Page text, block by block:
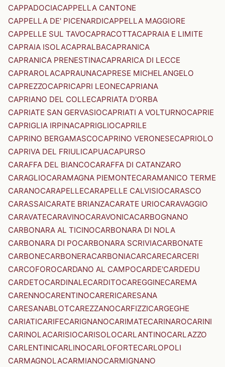
CAPPADOCIACAPPELLA CANTONE
CAPPELLA DE' PICENARDICAPPELLA MAGGIORE
CAPPELLE SUL TAVOCAPRACOTTACAPRAIA E LIMITE
CAPRAIA ISOLACAPRALBACAPRANICA
CAPRANICA PRENESTINACAPRARICA DI LECCE
CAPRAROLACAPRAUNACAPRESE MICHELANGELO
CAPREZZOCAPRICAPRI LEONECAPRIANA
CAPRIANO DEL COLLECAPRIATA D'ORBA
CAPRIATE SAN GERVASIOCAPRIATI A VOLTURNOCAPRIE
CAPRIGLIA IRPINACAPRIGLIOCAPRILE
CAPRINO BERGAMASCOCAPRINO VERONESECAPRIOLO
CAPRIVA DEL FRIULICAPUACAPURSO
CARAFFA DEL BIANCOCARAFFA DI CATANZARO
CARAGLIOCARAMAGNA PIEMONTECARAMANICO TERME
CARANOCARAPELLECARAPELLE CALVISIOCARASCO
CARASSAICARATE BRIANZACARATE URIOCARAVAGGIO
CARAVATECARAVINOCARAVONICACARBOGNANO
CARBONARA AL TICINOCARBONARA DI NOLA
CARBONARA DI POCARBONARA SCRIVIACARBONATE
CARBONECARBONERACARBONIACARCARECARCERI
CARCOFOROCARDANO AL CAMPOCARDE'CARDEDU
CARDETOCARDINALECARDITOCAREGGINECAREMA
CARENNOCARENTINOCARERICARESANA
CARESANABLOTCAREZZANOCARFIZZICARGEGHE
CARIATICARIFECARIGNANOCARIMATECARINAROCARINI
CARINOLACARISIOCARISOLOCARLANTINOCARLAZZO
CARLENTINICARLINOCARLOFORTECARLOPOLI
CARMAGNOLACARMIANOCARMIGNANO